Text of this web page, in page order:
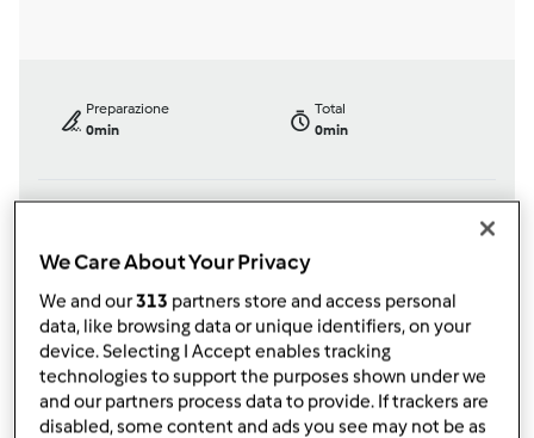
Preparazione
0min
Total
0min
--
Testata ufficialmente
Bimby ® TM 21
daOspite
We Care About Your Privacy
We and our313 partners store and access personal
data, like browsing data or unique identifiers, on your
device. Selecting I Accept enables tracking
technologies to support the purposes shown under we
and our partners process data to provide. If trackers are
disabled, some content and ads you see may not be as